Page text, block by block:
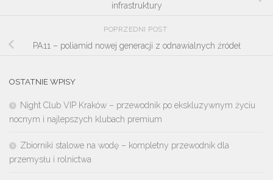
infrastruktury
POPRZEDNI POST
PA11 – poliamid nowej generacji z odnawialnych źródeł
OSTATNIE WPISY
Night Club VIP Kraków – przewodnik po ekskluzywnym życiu
nocnym i najlepszych klubach premium
Zbiorniki stalowe na wodę – kompletny przewodnik dla
przemysłu i rolnictwa